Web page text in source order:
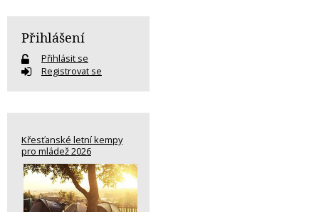
Přihlášení
Přihlásit se
Registrovat se
Křesťanské letní kempy
pro mládež 2026